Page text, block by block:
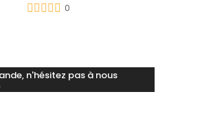
0
n'hésitez pas à nous